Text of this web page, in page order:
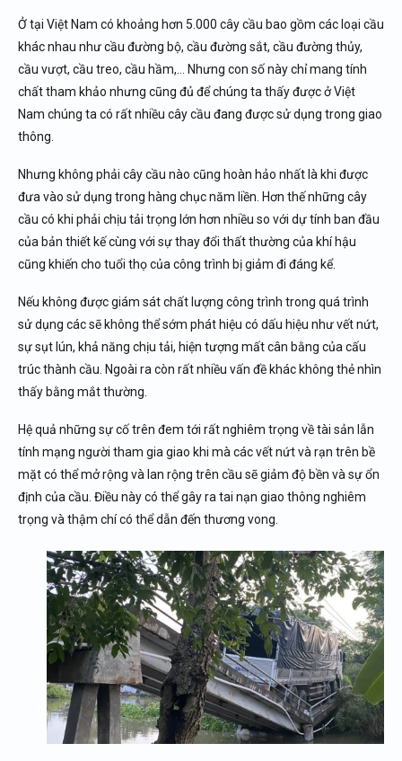
Ở tại Việt Nam có khoảng hơn 5.000 cây cầu bao gồm các loại cầu
khác nhau như cầu đường bộ, cầu đường sắt, cầu đường thủy,
cầu vượt, cầu treo, cầu hầm,… Nhưng con số này chỉ mang tính
chất tham khảo nhưng cũng đủ để chúng ta thấy được ở Việt
Nam chúng ta có rất nhiều cây cầu đang được sử dụng trong giao
thông.
Nhưng không phải cây cầu nào cũng hoàn hảo nhất là khi được
đưa vào sử dụng trong hàng chục năm liền. Hơn thế những cây
cầu có khi phải chịu tải trọng lớn hơn nhiều so với dự tính ban đầu
của bản thiết kế cùng với sự thay đổi thất thường của khí hậu
cũng khiến cho tuổi thọ của công trình bị giảm đi đáng kể.
Nếu không được giám sát chất lượng công trình trong quá trình
sử dụng các sẽ không thể sớm phát hiệu có dấu hiệu như vết nứt,
sự sụt lún, khả năng chịu tải, hiện tượng mất cân bằng của cấu
trúc thành cầu. Ngoài ra còn rất nhiều vấn đề khác không thẻ nhìn
thấy bằng mắt thường.
Hệ quả những sự cố trên đem tới rất nghiêm trọng về tài sản lẫn
tính mạng người tham gia giao khi mà các vết nứt và rạn trên bề
mặt có thể mở rộng và lan rộng trên cầu sẽ giảm độ bền và sự ổn
định của cầu. Điều này có thể gây ra tai nạn giao thông nghiêm
trọng và thậm chí có thể dẫn đến thương vong.